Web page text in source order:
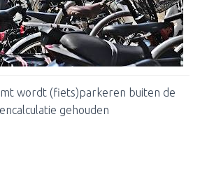
wordt (fiets)parkeren buiten de
gehouden